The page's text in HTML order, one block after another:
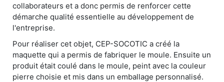
collaborateurs et a donc permis de renforcer cette
démarche qualité essentielle au développement de
l'entreprise.
Pour réaliser cet objet, CEP-SOCOTIC a créé la
maquette qui a permis de fabriquer le moule. Ensuite un
produit était coulé dans le moule, peint avec la couleur
pierre choisie et mis dans un emballage personnalisé.